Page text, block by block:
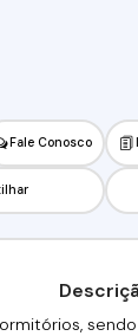
Fale Conosco